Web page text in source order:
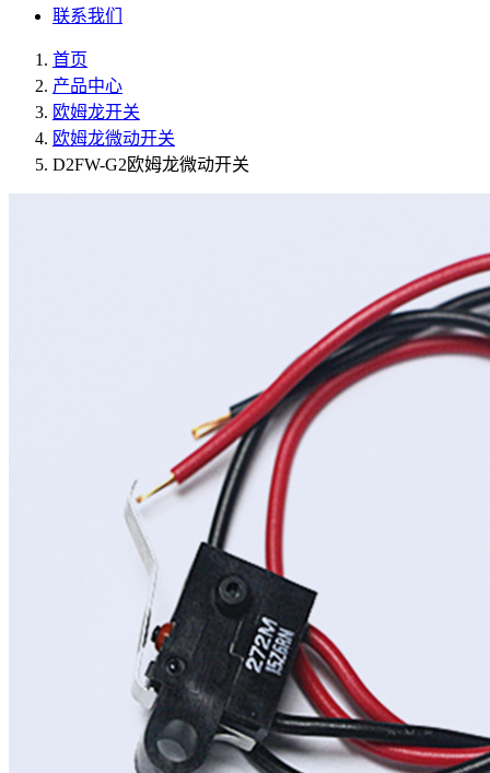
联系我们
首页
产品中心
欧姆龙开关
欧姆龙微动开关
D2FW-G2欧姆龙微动开关